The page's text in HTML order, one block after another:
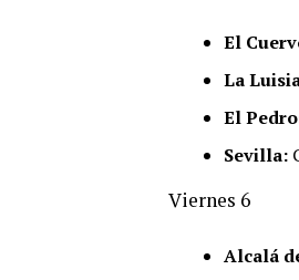
El
La
El
Sevilla:
Viernes 6
Alcalá